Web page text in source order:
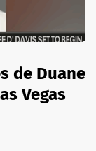
de Duane
Vegas